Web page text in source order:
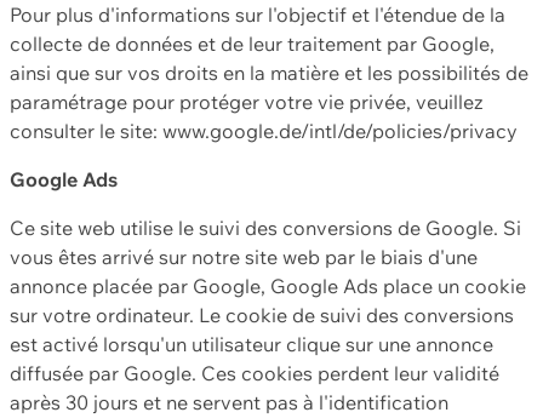
Pour plus d'informations sur l'objectif et l'étendue de la
collecte de données et de leur traitement par Google,
ainsi que sur vos droits en la matière et les possibilités de
paramétrage pour protéger votre vie privée, veuillez
consulter le site: www.google.de/intl/de/policies/privacy
Google Ads
Ce site web utilise le suivi des conversions de Google. Si
vous êtes arrivé sur notre site web par le biais d'une
annonce placée par Google, Google Ads place un cookie
sur votre ordinateur. Le cookie de suivi des conversions
est activé lorsqu'un utilisateur clique sur une annonce
diffusée par Google. Ces cookies perdent leur validité
après 30 jours et ne servent pas à l'identification